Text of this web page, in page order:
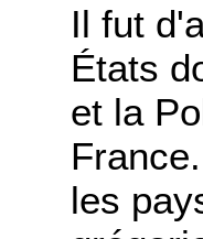
Il fut
États
et la
les